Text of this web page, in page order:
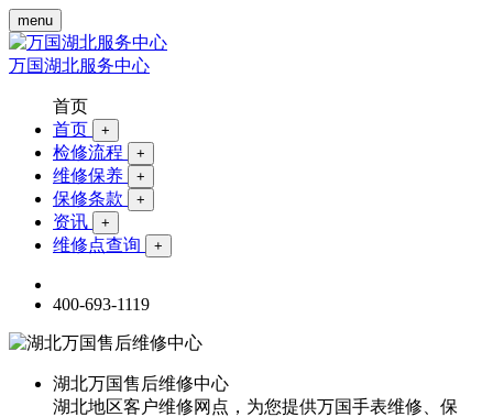
menu
万国湖北服务中心
首页
首页
+
检修流程 +
维修保养 +
保修条款 +
资讯 +
维修点查询 +
400-693-1119
湖北万国售后维修中心
湖北地区客户维修网点，为您提供万国手表维修、保